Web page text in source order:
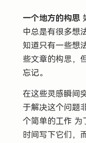
一个地方的构思
中总是有很多想
知道只有一些想
些文章的构思，
忘记。
在这些灵感瞬间
于解决这个问题
个简单的工作 为
时间写下它们，